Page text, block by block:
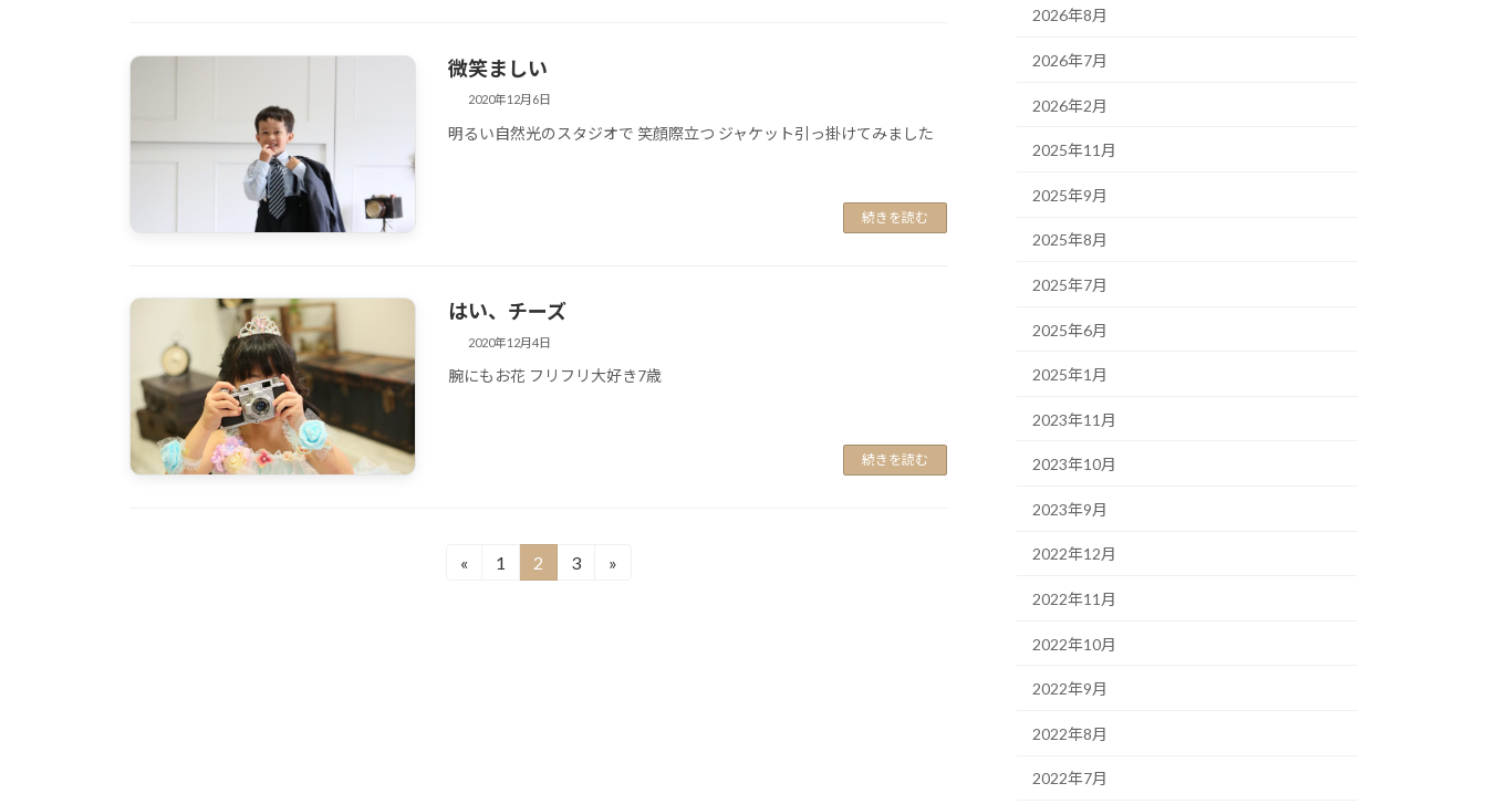
その他
微笑ましい
2020年12月6日
明るい自然光のスタジオで 笑顔際立つ ジャケット引っ掛けてみました
続きを読む
はい、チーズ
2020年12月4日
腕にもお花 フリフリ大好き7歳
続きを読む
«
固
1
固
2
固
3 »
2026年8月
2026年7月
2026年2月
2025年11月
2025年9月
2025年8月
2025年7月
2025年6月
2025年1月
2023年11月
2023年10月
2023年9月
2022年12月
2022年11月
2022年10月
2022年9月
2022年8月
2022年7月